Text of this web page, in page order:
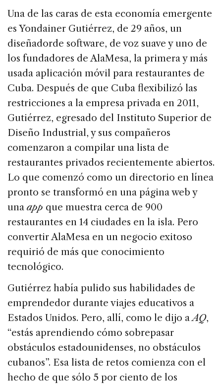
Una de las caras de esta economía emergente
es Yondainer Gutiérrez, de 29 años, un
diseñadorde software, de voz suave y uno de
los fundadores de AlaMesa, la primera y más
usada aplicación móvil para restaurantes de
Cuba. Después de que Cuba flexibilizó las
restricciones a la empresa privada en 2011,
Gutiérrez, egresado del Instituto Superior de
Diseño Industrial, y sus compañeros
comenzaron a compilar una lista de
restaurantes privados recientemente abiertos.
Lo que comenzó como un directorio en línea
pronto se transformó en una página web y
una app que muestra cerca de 900
restaurantes en 14 ciudades en la isla. Pero
convertir AlaMesa en un negocio exitoso
requirió de más que conocimiento
tecnológico.
Gutiérrez había pulido sus habilidades de
emprendedor durante viajes educativos a
Estados Unidos. Pero, allí, como le dijo aAQ,
“estás aprendiendo cómo sobrepasar
obstáculos estadounidenses, no obstáculos
cubanos”. Esa lista de retos comienza con el
hecho de que sólo 5 por ciento de los